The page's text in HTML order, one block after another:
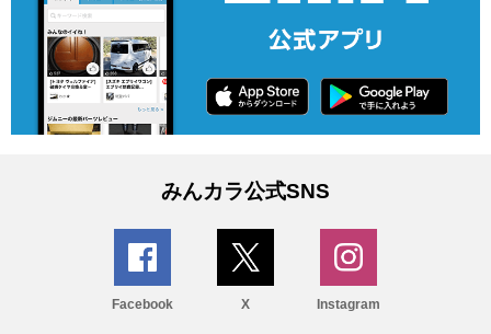
みんカラ公式SNS
Facebook X Instagram